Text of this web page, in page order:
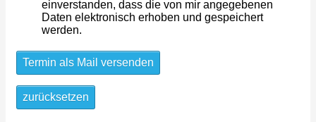
einverstanden, dass die von mir angegebenen
Daten elektronisch erhoben und gespeichert
werden.
Termin als Mail versenden
zurücksetzen